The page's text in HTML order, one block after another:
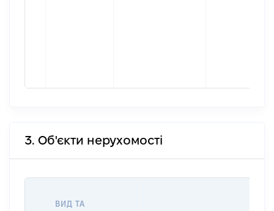
3. Об'єкти нерухомості
ВИД ТА